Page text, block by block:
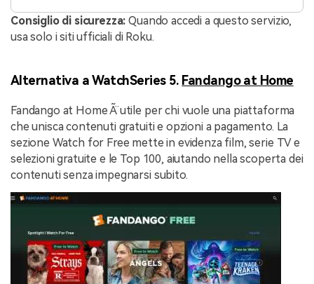
Consiglio di sicurezza: Quando accedi a questo servizio,
usa solo i siti ufficiali di Roku.
Alternativa a WatchSeries 5. Fandango at Home
Fandango at Home Ã¨ utile per chi vuole una piattaforma
che unisca contenuti gratuiti e opzioni a pagamento. La
sezione Watch for Free mette in evidenza film, serie TV e
selezioni gratuite e le Top 100, aiutando nella scoperta dei
contenuti senza impegnarsi subito.